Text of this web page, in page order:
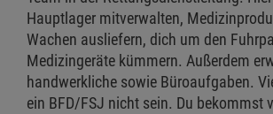
Hauptlager mitverwalten,
Wachen ausliefern, dich um den
Medizingeräte kümmern. Außerdem
handwerkliche sowie Büroaufgaben.
ein BFD/FSJ nicht sein. Du bekommst